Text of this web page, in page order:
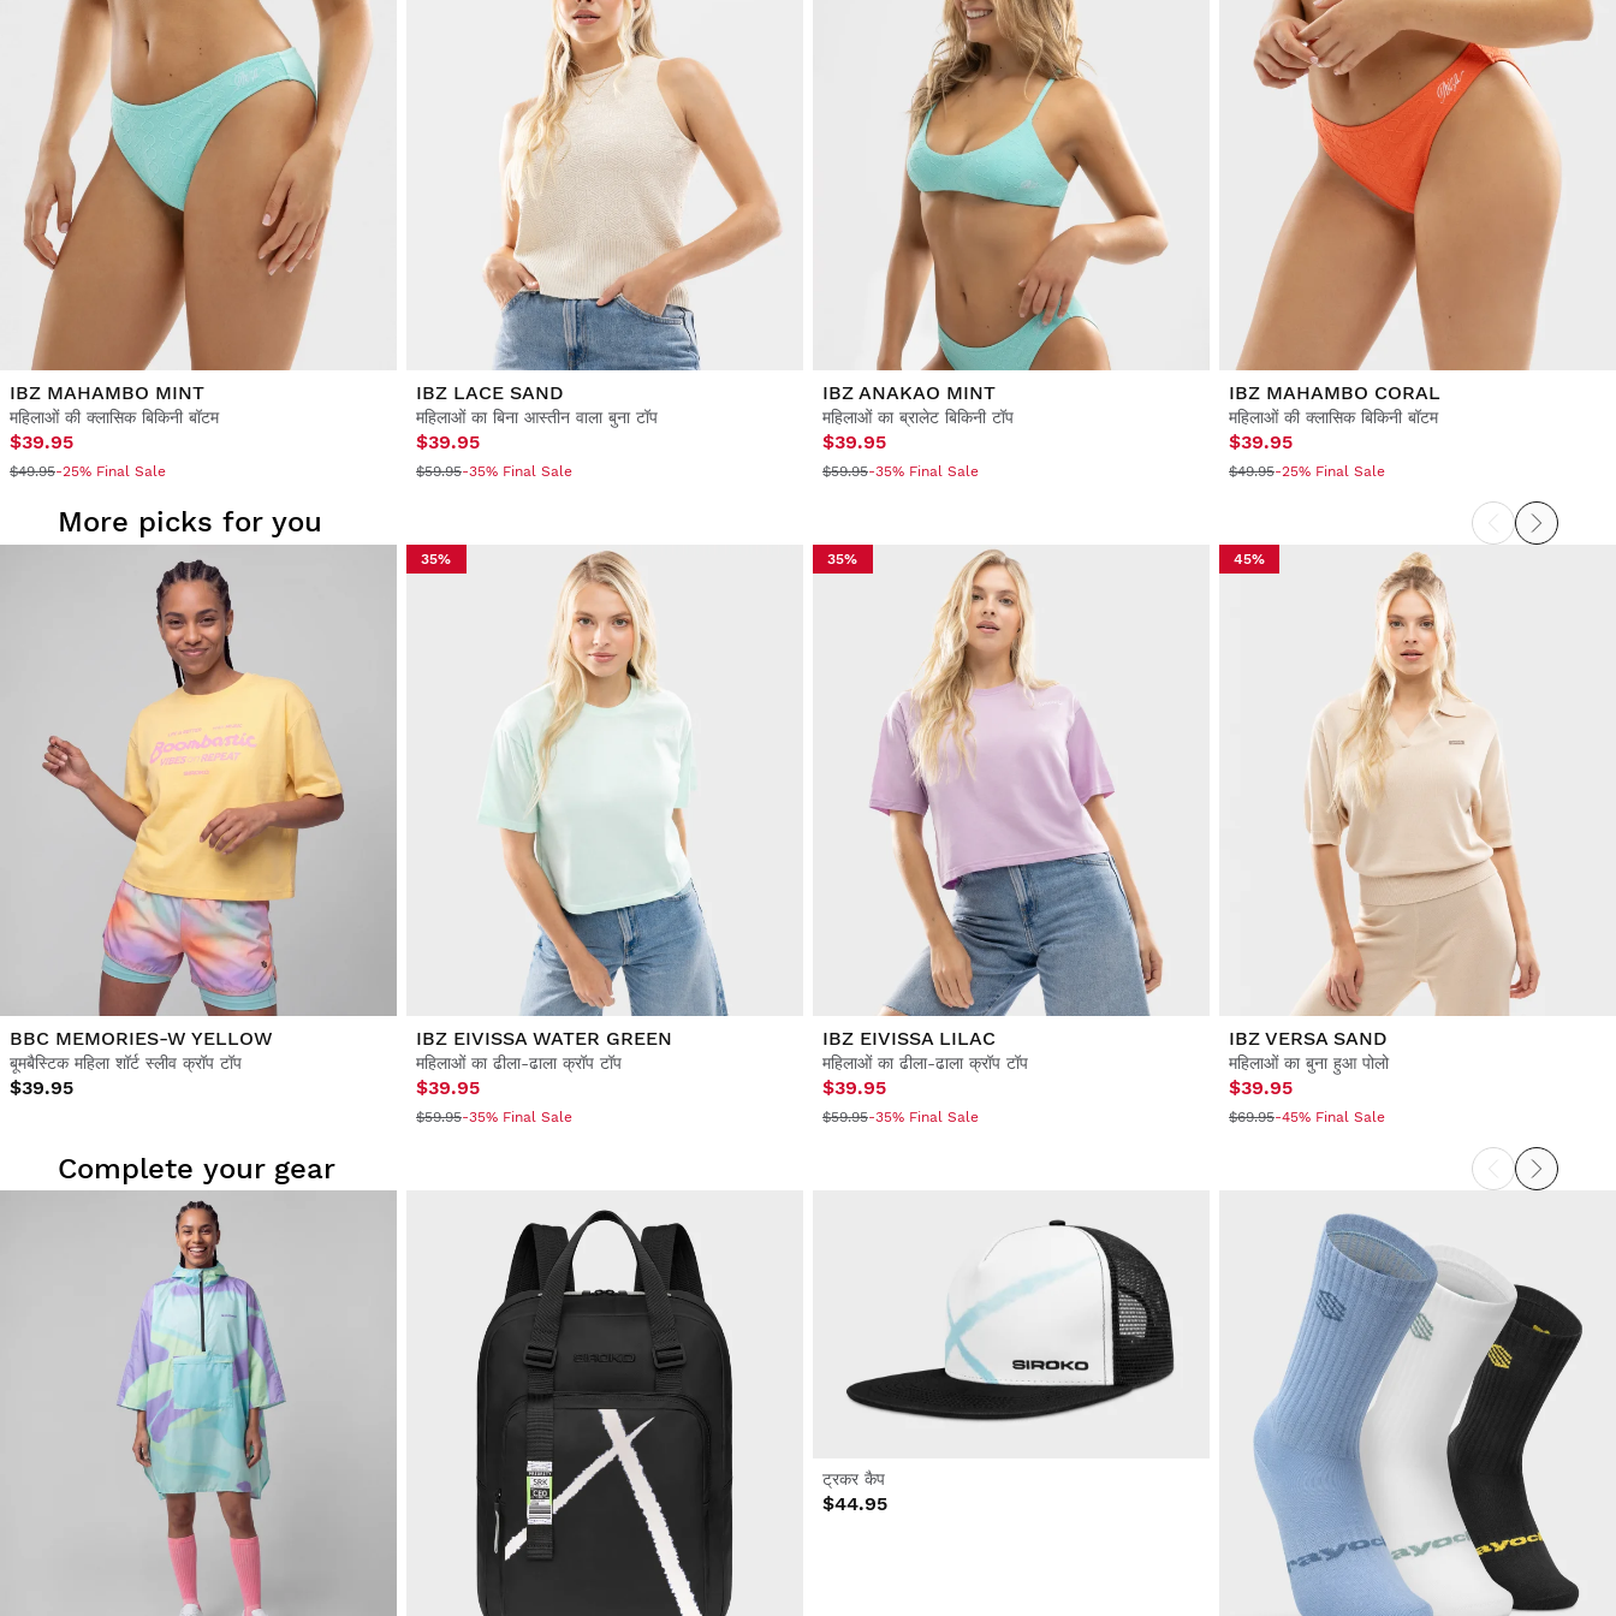
IBZ MAHAMBO MINT
महिलाओं की क्लासिक बिकिनी बॉटम
$39.95
$49.95-25% Final Sale
IBZ LACE SAND
महिलाओं का बिना आस्तीन वाला बुना टॉप
$39.95
$59.95-35% Final Sale
IBZ ANAKAO MINT
महिलाओं का ब्रालेट बिकिनी टॉप
$39.95
$59.95-35% Final Sale
IBZ MAHAMBO CORAL
महिलाओं की क्लासिक बिकिनी बॉटम
$39.95
$49.95-25% Final Sale
More picks for you
BBC MEMORIES-W YELLOW
बूमबैस्टिक महिला शॉर्ट स्लीव क्रॉप टॉप
$39.95
35%
IBZ EIVISSA WATER GREEN
महिलाओं का ढीला-ढाला क्रॉप टॉप
$39.95
$59.95-35% Final Sale
35%
IBZ EIVISSA LILAC
महिलाओं का ढीला-ढाला क्रॉप टॉप
$39.95
$59.95-35% Final Sale
45%
IBZ VERSA SAND
महिलाओं का बुना हुआ पोलो
$39.95
$69.95-45% Final Sale
Complete your gear
ट्रकर कैप
$44.95